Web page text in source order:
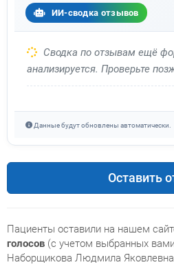
ИИ-сводка отзывов
Сводка по отзывам ещё
анализируется. Проверьте
Данные будут обновлены автоматически.
Оставить
Пациенты оставили на нашем
голосов (с учетом выбранных
Наборщикова Людмила